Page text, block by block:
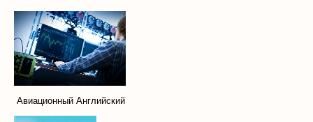
Авиационный Английский